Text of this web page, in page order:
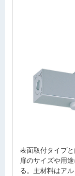
表面取付タイプ
扉のサイズや用
る。主材料はアル